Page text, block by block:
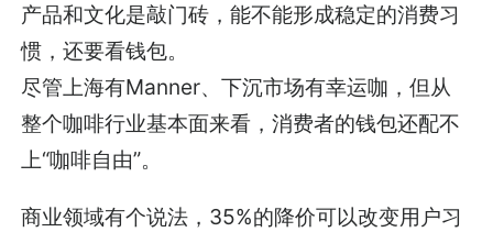
产品和文化是敲门砖，能不能形成稳定的消费习
惯，还要看钱包。
尽管上海有Manner、下沉市场有幸运咖，但从
整个咖啡行业基本面来看，消费者的钱包还配不
上“咖啡自由”。
商业领域有个说法，35%的降价可以改变用户习